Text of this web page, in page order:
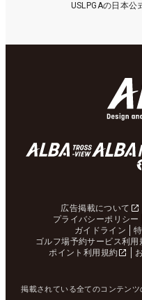
USLPGAの日本公
広告掲載について
プライバシーポリシー
ガイドライン
ゴルフ場予約サービス利用
ポイント利用規約
掲載されている全てのコンテン